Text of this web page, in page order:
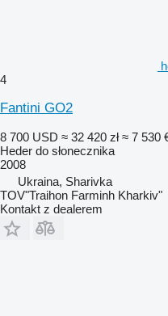
4
Fantini GO2
8 700 USD ≈ 32 420 zł ≈ 7 530
Heder do słonecznika
2008
Ukraina, Sharivka
TOV"Traihon Farminh Kharkiv"
Kontakt z dealerem